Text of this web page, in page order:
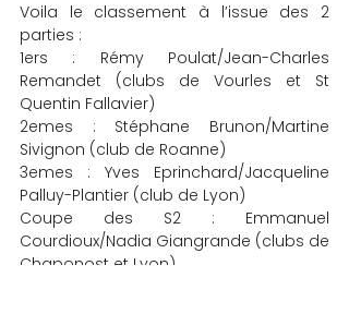
Voila le classement à l’issue des 2
parties :
1ers : Rémy Poulat/Jean-Charles
Remandet (clubs de Vourles et St
Quentin Fallavier)
2emes : Stéphane Brunon/Martine
Sivignon (club de Roanne)
3emes : Yves Eprinchard/Jacqueline
Palluy-Plantier (club de Lyon)
Coupe des S2 : Emmanuel
Courdioux/Nadia Giangrande (clubs de
Chaponost et Lyon)